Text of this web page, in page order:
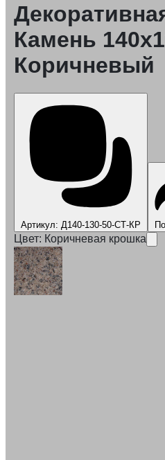
Камень
Коричневый
Артикул: Д140-130-50-СТ-КР
Цвет: Коричневая крошка